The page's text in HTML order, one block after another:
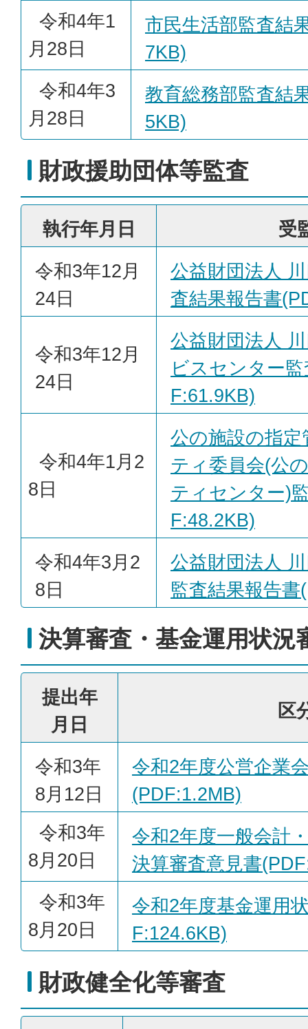
令和4年1
月28日
市民生活部監査結
7KB)
令和4年3
月28日
教育総務部監査結
5KB)
財政援助団体等監査
執行年月日
受
令和3年12月
24日
公益財団法人
査結果報告書
令和3年12月
24日
公益財団法人
ビスセンター
F:61.9KB)
令和4年1月2
8日
公の施設の指
ティ委員会(公
ティセンター)
F:48.2KB)
令和4年3月2
8日
公益財団法人
監査結果報告
決算審査・基金運用状況
提出年
月日
区
令和3年
8月12日
令和2年度公営企業
(PDF:1.2MB)
令和3年
8月20日
令和2年度一般会計
決算審査意見書
令和3年
8月20日
令和2年度基金運用
F:124.6KB)
財政健全化等審査